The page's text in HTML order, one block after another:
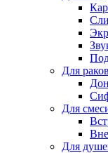
Для
Для
Для